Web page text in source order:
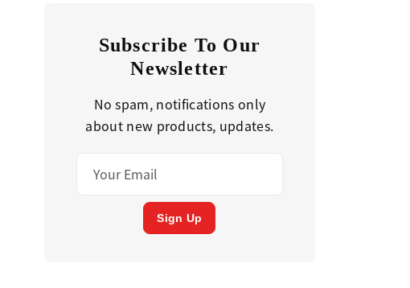
Subscribe To Our
Newsletter
No spam, notifications only
about new products, updates.
Sign Up